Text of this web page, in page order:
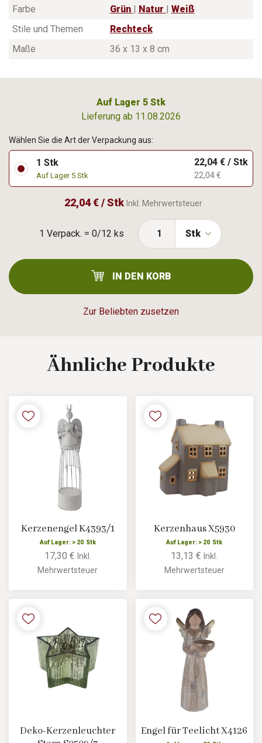
Farbe
Grün Natur
Weiß
Stile und Themen
Rechteck
Maße
36 x 13 x 8 cm
Auf Lager 5 Stk
Lieferung ab 11.08.2026
1 Verpack. = 0/12 ks
Zur Beliebten zusetzen
Wählen Sie die Art der Verpackung aus:
1 Stk
Auf Lager 5 Stk
22,04 € / Stk
22,04 €
22,04 € / Stk Inkl. Mehrwertsteuer
Stk
IN DEN KORB
Ähnliche Produkte
Kerzenengel K4393/1
Auf Lager: > 20 Stk
17,30 € Inkl.
Mehrwertsteuer
Kerzenhaus X5930
Auf Lager: > 20 Stk
13,13 €Inkl.
Mehrwertsteuer
Deko-Kerzenleuchter
Engel für Teelicht X4126